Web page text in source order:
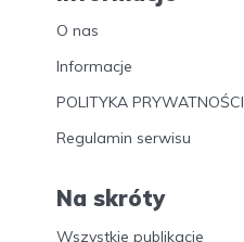
O nas
Informacje
POLITYKA PRYWATNOŚCI
Regulamin serwisu
Na skróty
Wszystkie publikacje